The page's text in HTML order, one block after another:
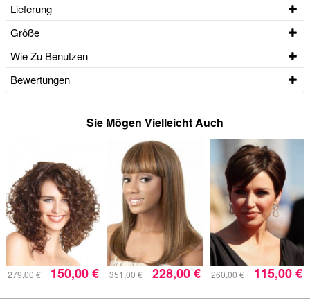
Lieferung
Größe
Wie Zu Benutzen
Bewertungen
Sie Mögen Vielleicht Auch
279,00 € 150,00 € 351,00 € 228,00 € 260,00 € 115,00 €